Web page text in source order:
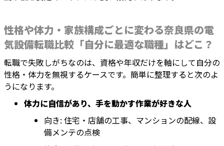
性格や体力・家族構成ごとに変わる奈良県の電
気設備転職比較「自分に最適な職種」はどこ？
転職で失敗しがちなのは、資格や年収だけを軸にして自分の
性格・体力を無視するケースです。簡単に整理すると次のよ
うになります。
体力に自信があり、手を動かす作業が好きな人
向き: 住宅・店舗の工事、マンションの配線、設
備メンテの点検